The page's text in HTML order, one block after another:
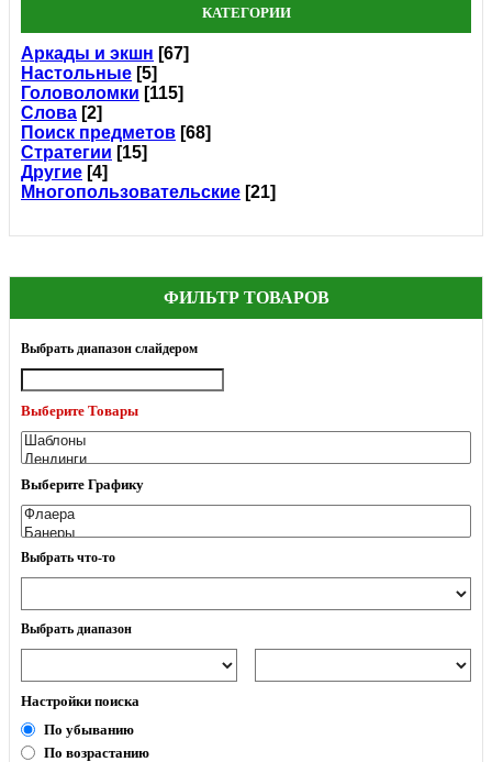
КАТЕГОРИИ
Аркады и экшн [67]
Настольные [5]
Головоломки [115]
Слова [2]
Поиск предметов [68]
Стратегии [15]
Другие [4]
Многопользовательские [21]
ФИЛЬТР ТОВАРОВ
Выбрать диапазон слайдером
Выберите Товары
Выберите Графику
Выбрать что-то
Выбрать диапазон
Настройки поиска
По убыванию
По возрастанию